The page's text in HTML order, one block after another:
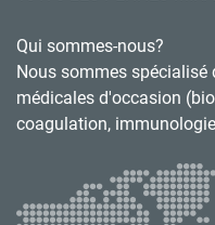
Qui sommes-nous?
Nous sommes spécialisé
médicales d'occasion
coagulation,